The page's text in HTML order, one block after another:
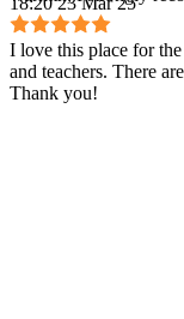
I love this place for
and teachers. There
Thank you!